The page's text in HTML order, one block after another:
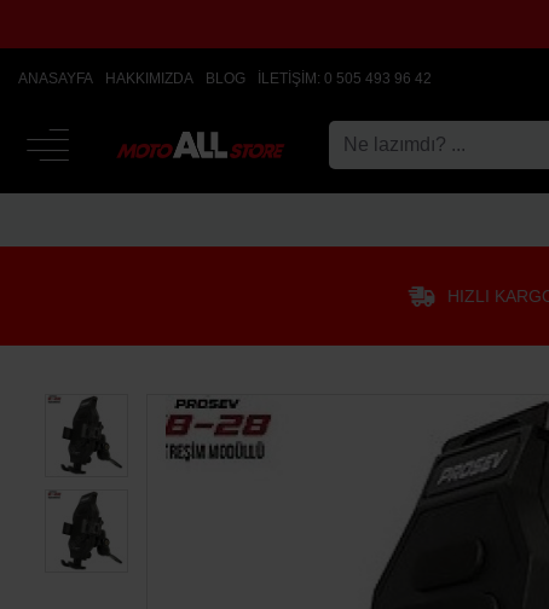
ANASAYFA HAKKIMIZDA BLOG İLETIŞIM: 0 505 493 96 42
HIZLI